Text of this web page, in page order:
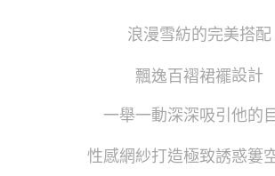
浪漫雪紡的完美搭配
飄逸百褶裙襬設計
一舉一動深深吸引他的
性感網紗打造極致誘惑簍